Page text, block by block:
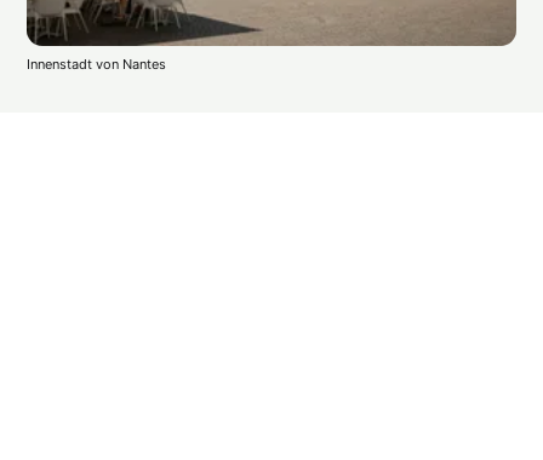
Innenstadt von Nantes